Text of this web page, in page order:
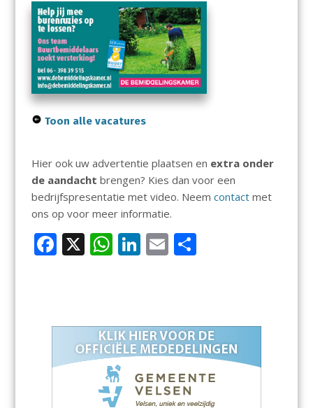
Toon alle vacatures
Hier ook uw advertentie plaatsen en extra onder
de aandacht brengen? Kies dan voor een
bedrijfspresentatie met video. Neem contactmet
ons op voor meer informatie.
F
o
o
X W
A
p
p
Li
dI
n
E D